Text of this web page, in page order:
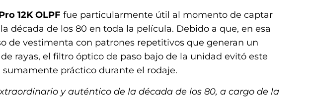
12K OLPF fue particularmente útil al momento de captar
década de los 80 en toda la película. Debido a que, en esa
de vestimenta con patrones repetitivos que generan un
rayas, el filtro óptico de paso bajo de la unidad evitó este
práctico durante el rodaje.
y auténtico de la década de los 80, a cargo de la